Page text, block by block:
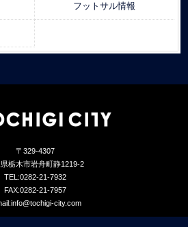
フットサル情報
〒329-4307
栃木市岩舟町静1219-2
TEL:0282-21-7932
FAX:0282-21-7957
city.com